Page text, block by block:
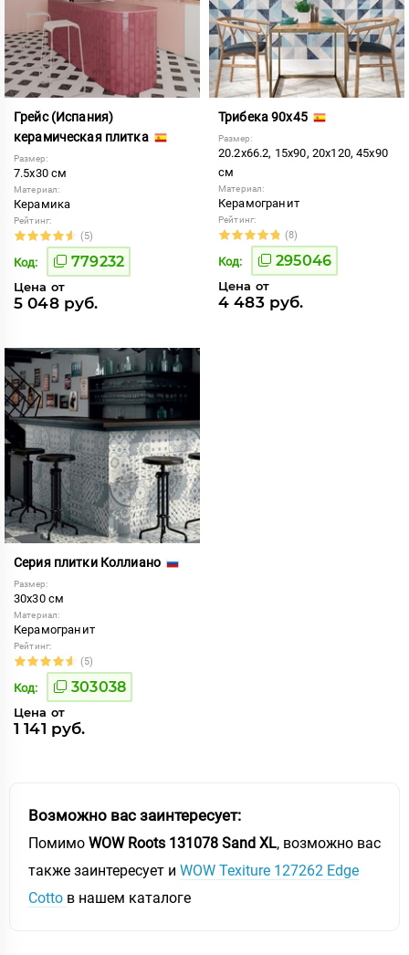
Грейс (Испания)
керамическая плитка
Размер:
7.5x30 см
Материал:
Керамика
Рейтинг:
(5)
Код: 779232
Цена от
5 048 руб.
Трибека 90x45
Размер:
20.2x66.2, 15x90, 20x120, 45x90
см
Материал:
Керамогранит
Рейтинг:
(8)
Код: 295046
Цена от
4 483 руб.
Серия плитки Коллиано
Размер:
30x30 см
Материал:
Керамогранит
Рейтинг:
(5)
Код: 303038
Цена от
1 141 руб.
Возможно вас заинтересует:
Помимо WOW Roots 131078 Sand XL, возможно вас
также заинтересует и WOW Texiture 127262 Edge
Cotto в нашем каталоге